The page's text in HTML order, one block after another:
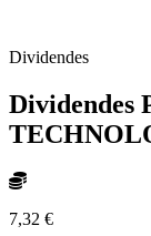
Dividendes
Dividendes
7,32 €